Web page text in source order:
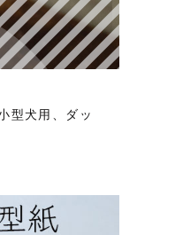
型犬用、ダッ